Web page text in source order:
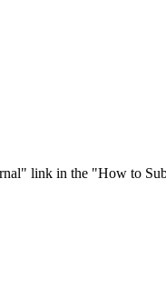
link in the "How to